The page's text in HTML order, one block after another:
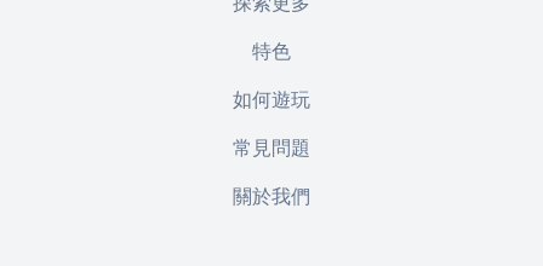
特色
如何遊玩
常見問題
關於我們